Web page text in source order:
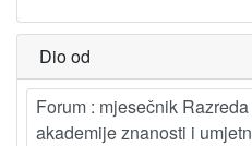
Dio od
Forum : mjesečnik
akademije znanosti i